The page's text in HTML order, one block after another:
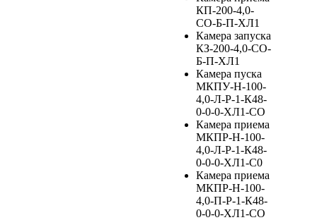
КП-200-4,0-
СО-Б-П-ХЛ1
Камера запуска
КЗ-200-4,0-СО-
Б-П-ХЛ1
Камера пуска
МКПУ-Н-100-
4,0-Л-Р-1-К48-
0-0-0-ХЛ1-СО
Камера приема
МКПР-Н-100-
4,0-Л-Р-1-К48-
0-0-0-ХЛ1-С0
Камера приема
МКПР-Н-100-
4,0-П-Р-1-К48-
0-0-0-ХЛ1-СО